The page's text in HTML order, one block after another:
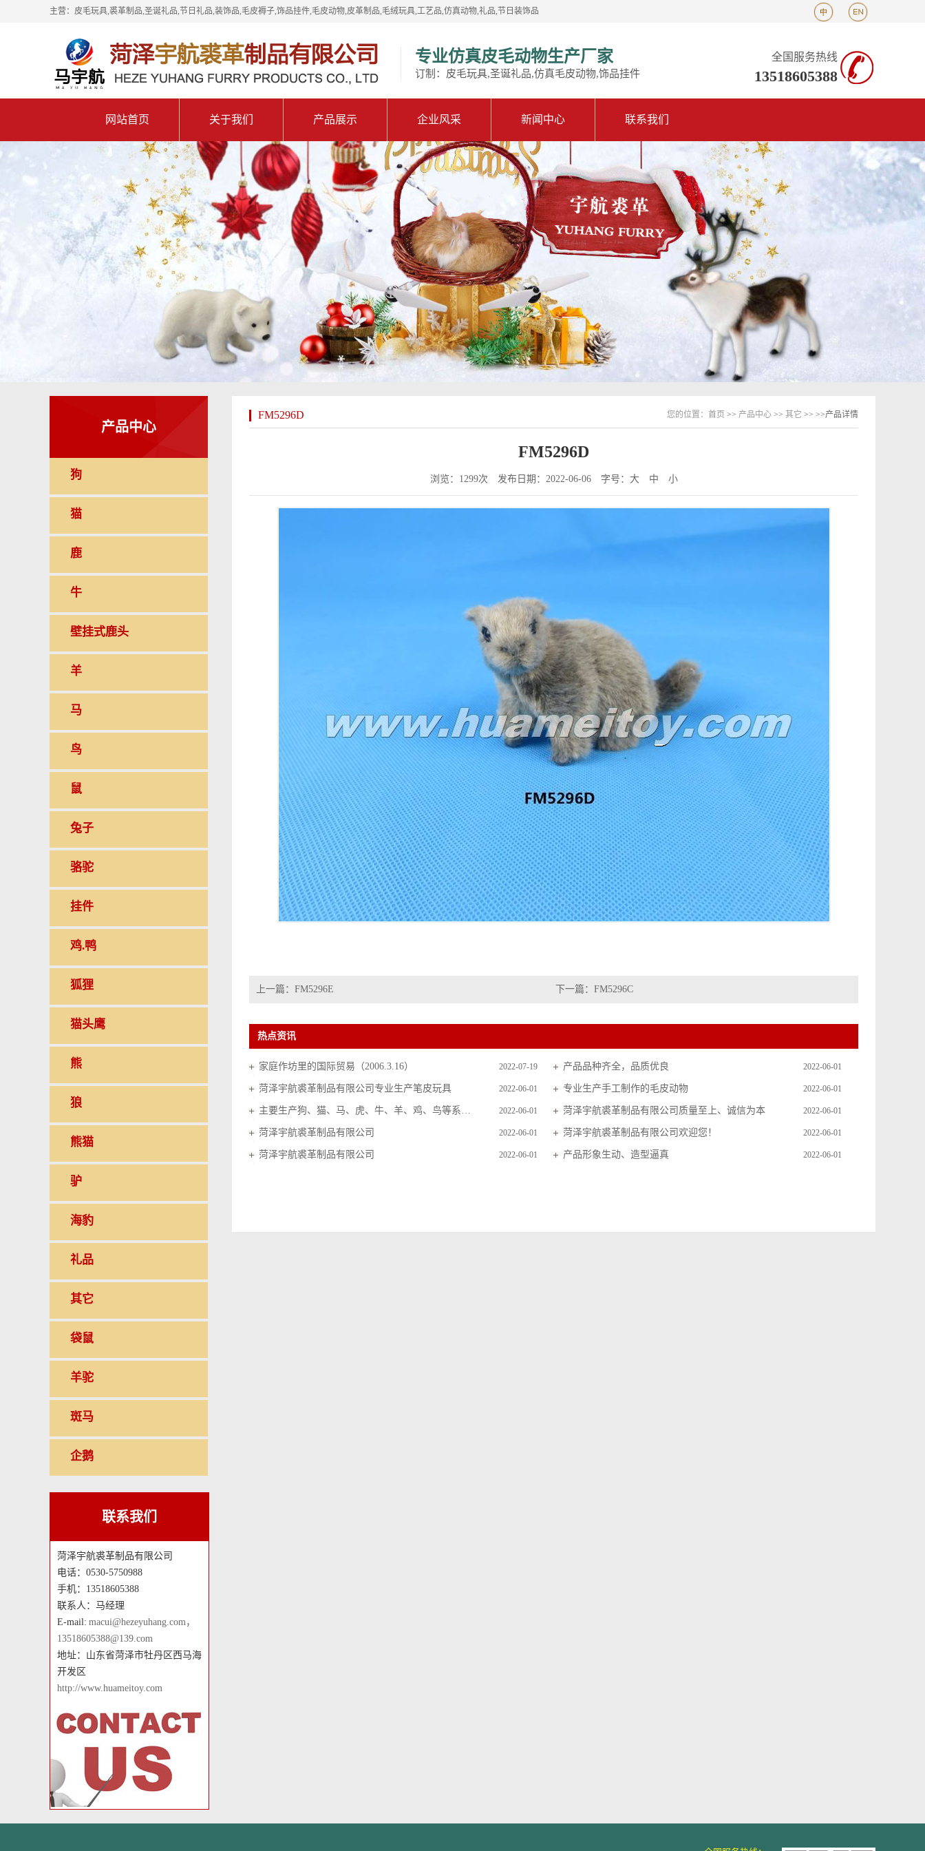
主营：皮毛玩具,裘革制品,圣诞礼品,节日礼品,装饰品,毛皮褥子,饰品挂件,毛皮动物,皮革制品,毛绒玩具,工艺品,仿真动物,礼品,节日装饰品
专业仿真皮毛动物生产厂家
订制：皮毛玩具,圣诞礼品,仿真毛皮动物,饰品挂件
全国服务热线
13518605388
网站首页 关于我们 产品展示 企业风采 新闻中心 联系我们
产品中心
狗
猫
鹿
牛
壁挂式鹿头
羊
马
鸟
鼠
兔子
骆驼
挂件
鸡.鸭
狐狸
猫头鹰
熊
狼
熊猫
驴
海豹
礼品
其它
袋鼠
羊驼
斑马
企鹅
联系我们
菏泽宇航裘革制品有限公司
电话：0530-5750988
手机：13518605388
联系人：马经理
E-mail: macui@hezeyuhang.com，
13518605388@139.com
地址：山东省菏泽市牡丹区西马海
开发区
http://www.huameitoy.com
FM5296D 您的位置： 首页 >> 产品中心 >> 其它 >> >>产品详情
FM5296D
浏览：1299次 发布日期：2022-06-06 字号： 大 中 小
上一篇： FM5296E 下一篇： FM5296C
热点资讯
2022-07-19
家庭作坊里的国际贸易（2006.3.16） 2022-06-01
产品品种齐全，品质优良
2022-06-01
菏泽宇航裘革制品有限公司专业生产笔皮玩具 2022-06-01
专业生产手工制作的毛皮动物
2022-06-01
主要生产狗、猫、马、虎、牛、羊、鸡、鸟等系列毛皮玩具 2022-06-01
菏泽宇航裘革制品有限公司质量至上、诚信为本
2022-06-01
菏泽宇航裘革制品有限公司 2022-06-01
菏泽宇航裘革制品有限公司欢迎您！
2022-06-01
菏泽宇航裘革制品有限公司 2022-06-01
产品形象生动、造型逼真